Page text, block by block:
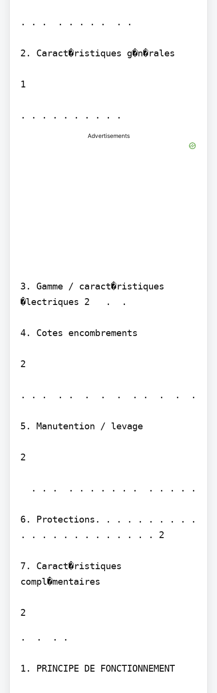
. . .  . . . . .  . .
2. Caract�ristiques g�n�rales
1
. . . . . . . . . .
Advertisements
3. Gamme / caract�ristiques
�lectriques 2   .  .
4. Cotes encombrements
2
. . .  . .  .  .  .  . .  .  .  .
5. Manutention / levage
2
6. Protections. . . . . . . . . .
. . . . . . . . . . . . . 2
7. Caract�ristiques
compl�mentaires
.  .  . .
1. PRINCIPE DE FONCTIONNEMENT